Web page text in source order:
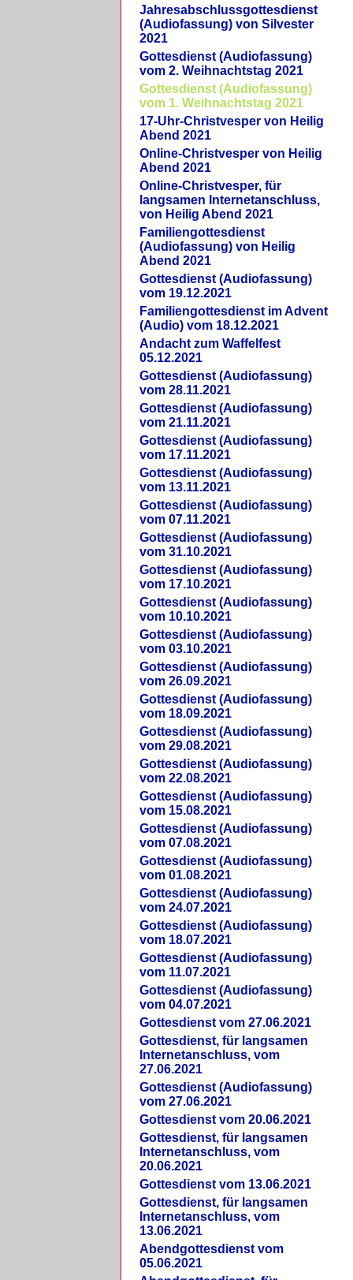
Jahresabschlussgottesdienst
(Audiofassung) von Silvester
2021
Gottesdienst (Audiofassung)
vom 2. Weihnachtstag 2021
Gottesdienst (Audiofassung)
vom 1. Weihnachtstag 2021
17-Uhr-Christvesper von Heilig
Abend 2021
Online-Christvesper von Heilig
Abend 2021
Online-Christvesper, für
langsamen Internetanschluss,
von Heilig Abend 2021
Familiengottesdienst
(Audiofassung) von Heilig
Abend 2021
Gottesdienst (Audiofassung)
vom 19.12.2021
Familiengottesdienst im Advent
(Audio) vom 18.12.2021
Andacht zum Waffelfest
05.12.2021
Gottesdienst (Audiofassung)
vom 28.11.2021
Gottesdienst (Audiofassung)
vom 21.11.2021
Gottesdienst (Audiofassung)
vom 17.11.2021
Gottesdienst (Audiofassung)
vom 13.11.2021
Gottesdienst (Audiofassung)
vom 07.11.2021
Gottesdienst (Audiofassung)
vom 31.10.2021
Gottesdienst (Audiofassung)
vom 17.10.2021
Gottesdienst (Audiofassung)
vom 10.10.2021
Gottesdienst (Audiofassung)
vom 03.10.2021
Gottesdienst (Audiofassung)
vom 26.09.2021
Gottesdienst (Audiofassung)
vom 18.09.2021
Gottesdienst (Audiofassung)
vom 29.08.2021
Gottesdienst (Audiofassung)
vom 22.08.2021
Gottesdienst (Audiofassung)
vom 15.08.2021
Gottesdienst (Audiofassung)
vom 07.08.2021
Gottesdienst (Audiofassung)
vom 01.08.2021
Gottesdienst (Audiofassung)
vom 24.07.2021
Gottesdienst (Audiofassung)
vom 18.07.2021
Gottesdienst (Audiofassung)
vom 11.07.2021
Gottesdienst (Audiofassung)
vom 04.07.2021
Gottesdienst vom 27.06.2021
Gottesdienst, für langsamen
Internetanschluss, vom
27.06.2021
Gottesdienst (Audiofassung)
vom 27.06.2021
Gottesdienst vom 20.06.2021
Gottesdienst, für langsamen
Internetanschluss, vom
20.06.2021
Gottesdienst vom 13.06.2021
Gottesdienst, für langsamen
Internetanschluss, vom
13.06.2021
Abendgottesdienst vom
05.06.2021